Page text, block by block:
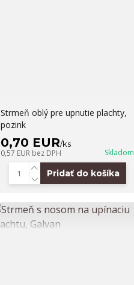
Strmeň oblý pre upnutie plachty,
pozink
0,70 EUR/ks
0,57 EUR bez DPH Skladom
Pridať do košíka